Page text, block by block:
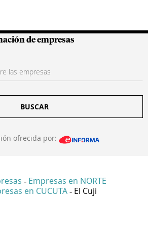
Colombianas
de empresas
BUSCAR
ofrecida por:
- Empresas en NORTE
en CUCUTA - El Cuji